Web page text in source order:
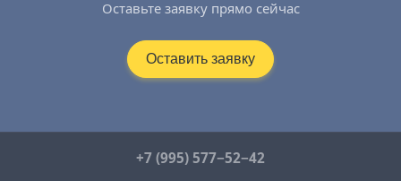
Оставьте заявку прямо сейчас
Оставить заявку
+7 (995) 577−52−42